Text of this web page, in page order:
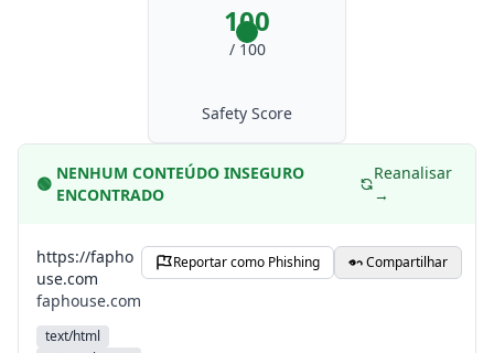
100
/ 100
Safety Score
🟢
NENHUM CONTEÚDO INSEGURO
ENCONTRADO
Reanalisar
→
https://fapho
use.com
faphouse.com
text/html
Reportar como Phishing Compartilhar